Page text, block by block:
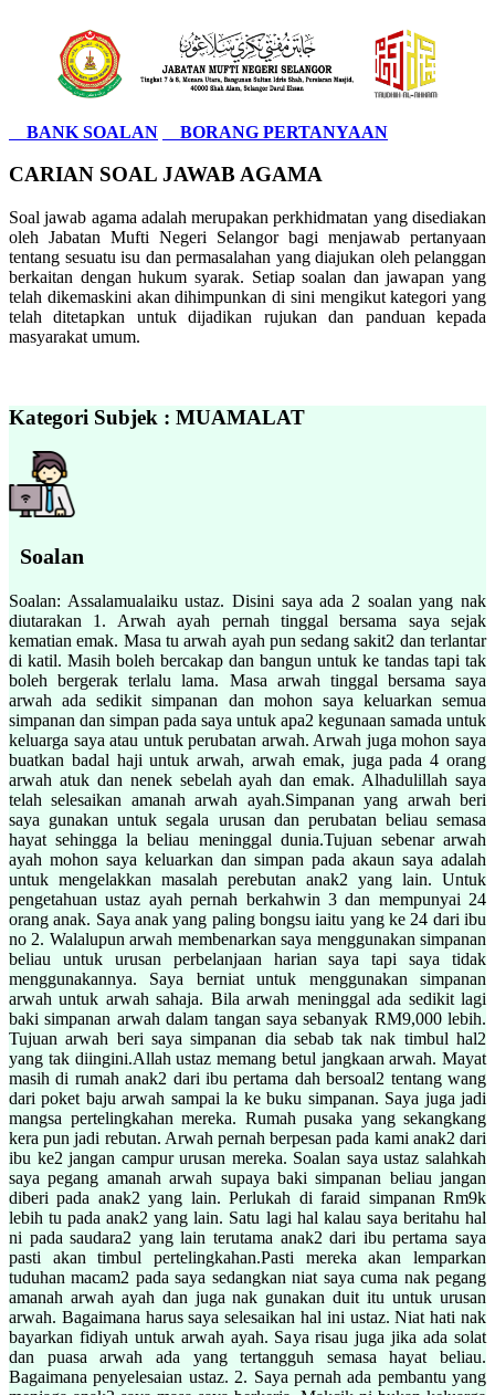
BANK SOALAN BORANG PERTANYAAN
CARIAN SOAL JAWAB AGAMA
Soal jawab agama adalah merupakan perkhidmatan yang disediakan
oleh Jabatan Mufti Negeri Selangor bagi menjawab pertanyaan
tentang sesuatu isu dan permasalahan yang diajukan oleh pelanggan
berkaitan dengan hukum syarak. Setiap soalan dan jawapan yang
telah dikemaskini akan dihimpunkan di sini mengikut kategori yang
telah ditetapkan untuk dijadikan rujukan dan panduan kepada
masyarakat umum.
Kategori Subjek : MUAMALAT
Soalan
Soalan: Assalamualaiku ustaz. Disini saya ada 2 soalan yang nak
diutarakan 1. Arwah ayah pernah tinggal bersama saya sejak
kematian emak. Masa tu arwah ayah pun sedang sakit2 dan terlantar
di katil. Masih boleh bercakap dan bangun untuk ke tandas tapi tak
boleh bergerak terlalu lama. Masa arwah tinggal bersama saya
arwah ada sedikit simpanan dan mohon saya keluarkan semua
simpanan dan simpan pada saya untuk apa2 kegunaan samada untuk
keluarga saya atau untuk perubatan arwah. Arwah juga mohon saya
buatkan badal haji untuk arwah, arwah emak, juga pada 4 orang
arwah atuk dan nenek sebelah ayah dan emak. Alhadulillah saya
telah selesaikan amanah arwah ayah.Simpanan yang arwah beri
saya gunakan untuk segala urusan dan perubatan beliau semasa
hayat sehingga la beliau meninggal dunia.Tujuan sebenar arwah
ayah mohon saya keluarkan dan simpan pada akaun saya adalah
untuk mengelakkan masalah perebutan anak2 yang lain. Untuk
pengetahuan ustaz ayah pernah berkahwin 3 dan mempunyai 24
orang anak. Saya anak yang paling bongsu iaitu yang ke 24 dari ibu
no 2. Walalupun arwah membenarkan saya menggunakan simpanan
beliau untuk urusan perbelanjaan harian saya tapi saya tidak
menggunakannya. Saya berniat untuk menggunakan simpanan
arwah untuk arwah sahaja. Bila arwah meninggal ada sedikit lagi
baki simpanan arwah dalam tangan saya sebanyak RM9,000 lebih.
Tujuan arwah beri saya simpanan dia sebab tak nak timbul hal2
yang tak diingini.Allah ustaz memang betul jangkaan arwah. Mayat
masih di rumah anak2 dari ibu pertama dah bersoal2 tentang wang
dari poket baju arwah sampai la ke buku simpanan. Saya juga jadi
mangsa pertelingkahan mereka. Rumah pusaka yang sekangkang
kera pun jadi rebutan. Arwah pernah berpesan pada kami anak2 dari
ibu ke2 jangan campur urusan mereka. Soalan saya ustaz salahkah
saya pegang amanah arwah supaya baki simpanan beliau jangan
diberi pada anak2 yang lain. Perlukah di faraid simpanan Rm9k
lebih tu pada anak2 yang lain. Satu lagi hal kalau saya beritahu hal
ni pada saudara2 yang lain terutama anak2 dari ibu pertama saya
pasti akan timbul pertelingkahan.Pasti mereka akan lemparkan
tuduhan macam2 pada saya sedangkan niat saya cuma nak pegang
amanah arwah ayah dan juga nak gunakan duit itu untuk urusan
arwah. Bagaimana harus saya selesaikan hal ini ustaz. Niat hati nak
bayarkan fidiyah untuk arwah ayah. Saya risau juga jika ada solat
dan puasa arwah ada yang tertangguh semasa hayat beliau.
Bagaimana penyelesaian ustaz. 2. Saya pernah ada pembantu yang